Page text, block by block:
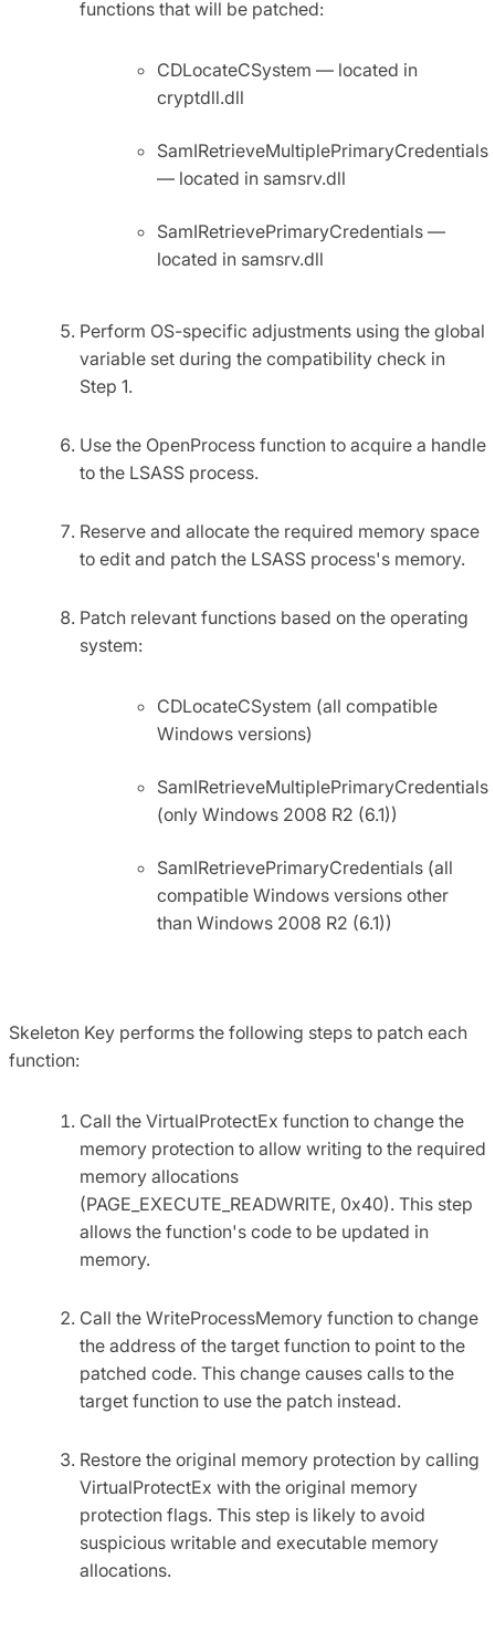
functions that will be patched:
CDLocateCSystem — located in
cryptdll.dll
SamIRetrieveMultiplePrimaryCredentials
— located in samsrv.dll
SamIRetrievePrimaryCredentials —
located in samsrv.dll
Perform OS-specific adjustments using the global
variable set during the compatibility check in
Step 1.
Use the OpenProcess function to acquire a handle
to the LSASS process.
Reserve and allocate the required memory space
to edit and patch the LSASS process's memory.
Patch relevant functions based on the operating
system:
CDLocateCSystem (all compatible
Windows versions)
SamIRetrieveMultiplePrimaryCredentials
(only Windows 2008 R2 (6.1))
SamIRetrievePrimaryCredentials (all
compatible Windows versions other
than Windows 2008 R2 (6.1))
Skeleton Key performs the following steps to patch each
function:
Call the VirtualProtectEx function to change the
memory protection to allow writing to the required
memory allocations
(PAGE_EXECUTE_READWRITE, 0x40). This step
allows the function's code to be updated in
memory.
Call the WriteProcessMemory function to change
the address of the target function to point to the
patched code. This change causes calls to the
target function to use the patch instead.
Restore the original memory protection by calling
VirtualProtectEx with the original memory
protection flags. This step is likely to avoid
suspicious writable and executable memory
allocations.